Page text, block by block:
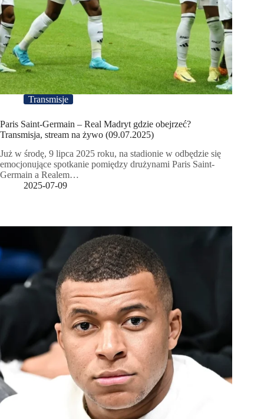
Transmisje
Paris Saint-Germain – Real Madryt gdzie obejrzeć?
Transmisja, stream na żywo (09.07.2025)
Już w środę, 9 lipca 2025 roku, na stadionie w odbędzie się
emocjonujące spotkanie pomiędzy drużynami Paris Saint-
Germain a Realem…
2025-07-09